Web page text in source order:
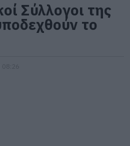
Σύλλογοι της
το